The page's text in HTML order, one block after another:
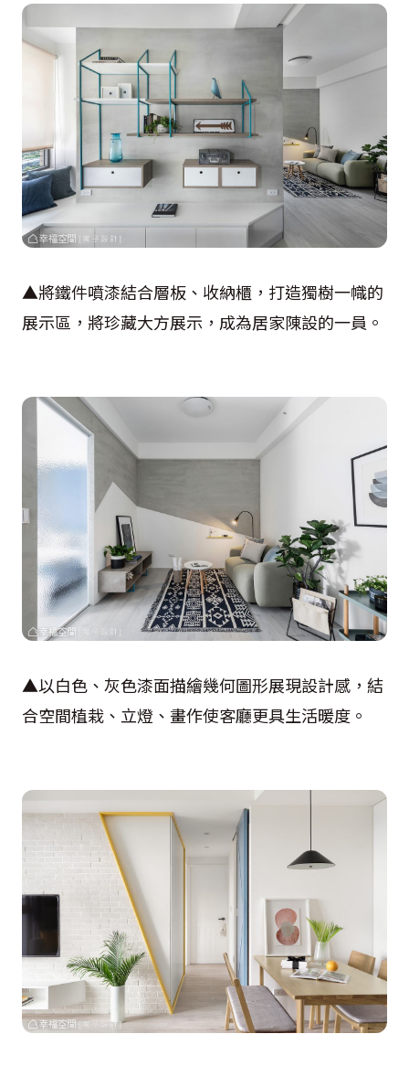
▲將鐵件噴漆結合層板、收納櫃，打造獨樹一幟的
展示區，將珍藏大方展示，成為居家陳設的一員。
▲以白色、灰色漆面描繪幾何圖形展現設計感，結
合空間植栽、立燈、畫作使客廳更具生活暖度。